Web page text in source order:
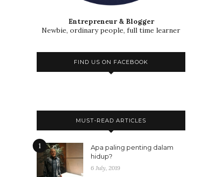
Entrepreneur & Blogger
Newbie, ordinary people, full time learner
FIND US ON FACEBOOK
MUST-READ ARTICLES
1
Apa paling penting dalam
hidup?
6 July, 2019